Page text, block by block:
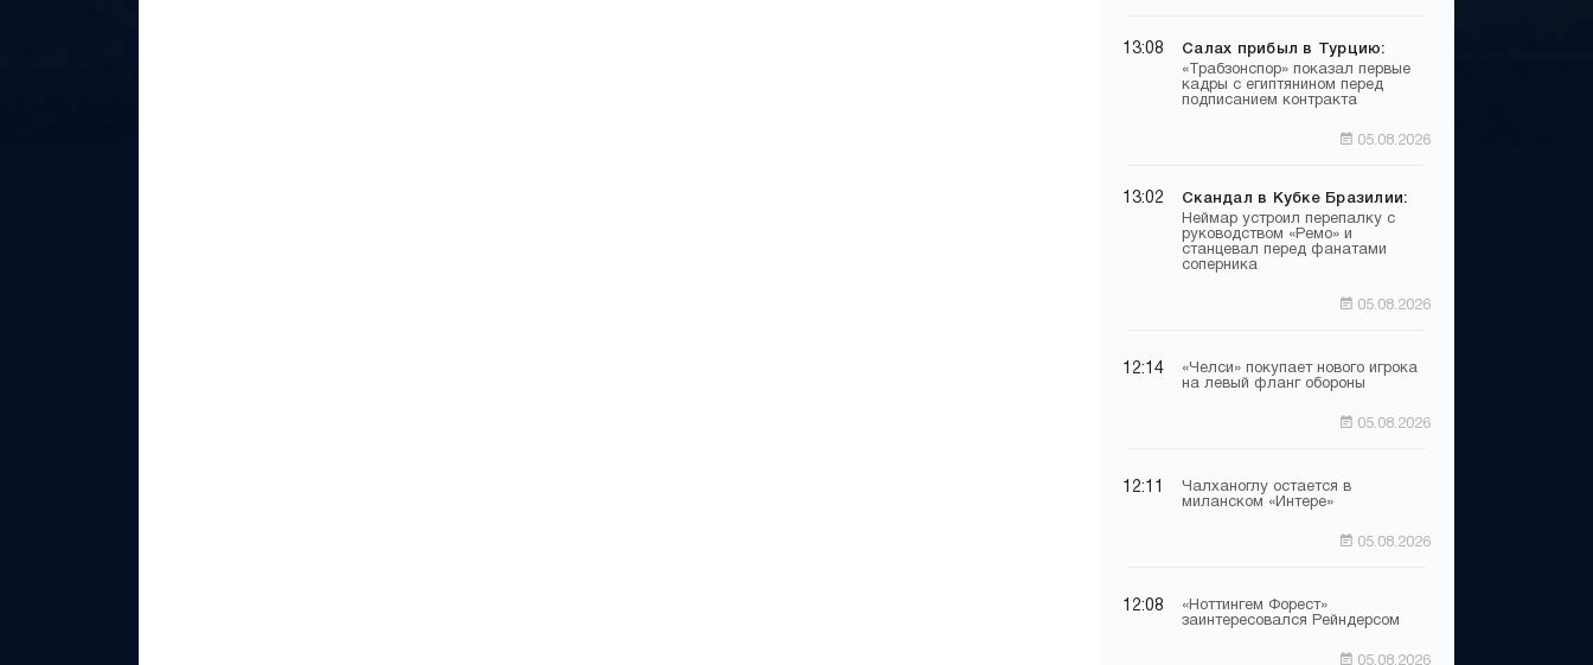
13:08 Салах прибыл в Турцию:
«Трабзонспор» показал первые
кадры с египтянином перед
подписанием контракта
05.08.2026
13:02 Скандал в Кубке Бразилии:
Неймар устроил перепалку с
руководством «Ремо» и
станцевал перед фанатами
соперника
05.08.2026
12:14
«Челси» покупает нового игрока
на левый фланг обороны
05.08.2026
12:11
Чалханоглу остается в
миланском «Интере»
05.08.2026
12:08
«Ноттингем Форест»
заинтересовался Рейндерсом
05.08.2026